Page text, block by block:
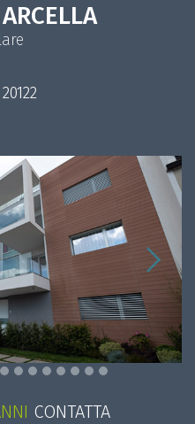
CONTATTA